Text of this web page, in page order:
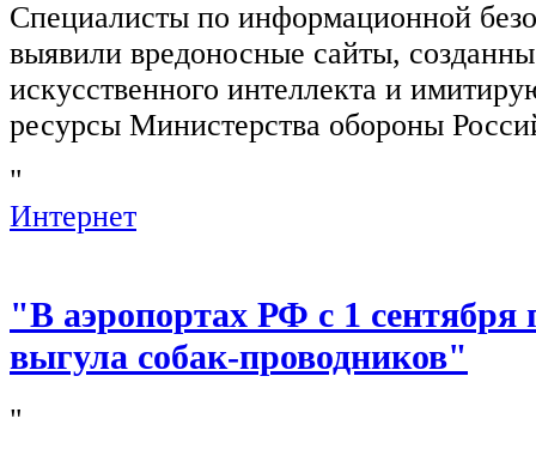
Специалисты по информационной
выявили вредоносные сайты,
искусственного интеллекта и
ресурсы Министерства обороны
"
Интернет
"В аэропортах РФ с 1 сентября
выгула собак-проводников"
"